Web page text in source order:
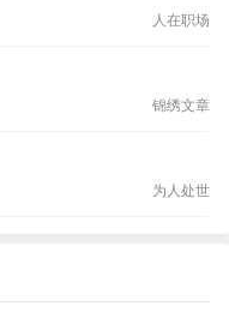
人在职场
锦绣文章
为人处世